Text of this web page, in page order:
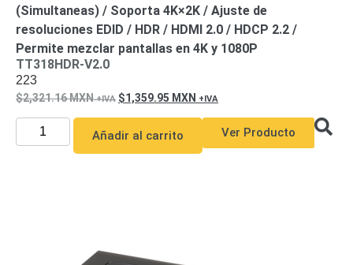
(Simultaneas) / Soporta 4K×2K / Ajuste de
resoluciones EDID / HDR / HDMI 2.0 / HDCP 2.2 /
Permite mezclar pantallas en 4K y 1080P
TT318HDR-V2.0
223
2,321.16MXN 1,359.95 MXN
Añadir al carrito Ver Producto